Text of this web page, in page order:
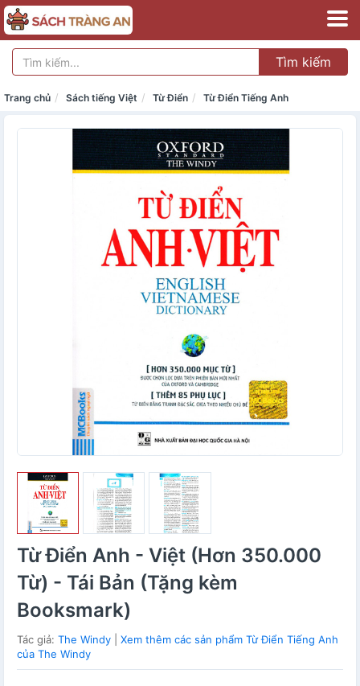
Tìm kiếm
Trang chủ Sách tiếng Việt Từ Điển Từ Điển Tiếng Anh
Từ Điển Anh - Việt (Hơn 350.000
Từ) - Tái Bản (Tặng kèm
Booksmark)
Tác giả: The Windy
Xem thêm các sản phẩm Từ Điển Tiếng Anh
của The Windy